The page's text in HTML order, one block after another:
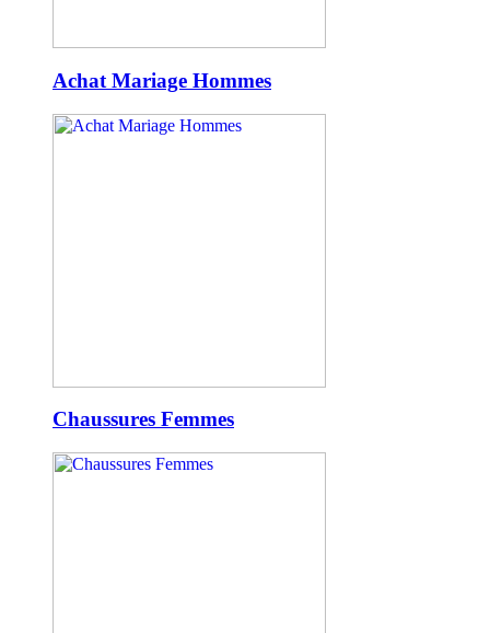
Achat Mariage Hommes
Chaussures Femmes